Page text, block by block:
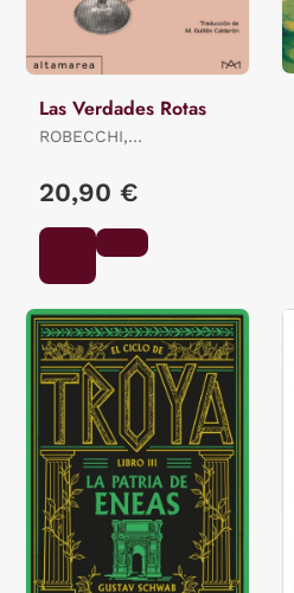
Las Verdades Rotas
ROBECCHI,
20,90 €